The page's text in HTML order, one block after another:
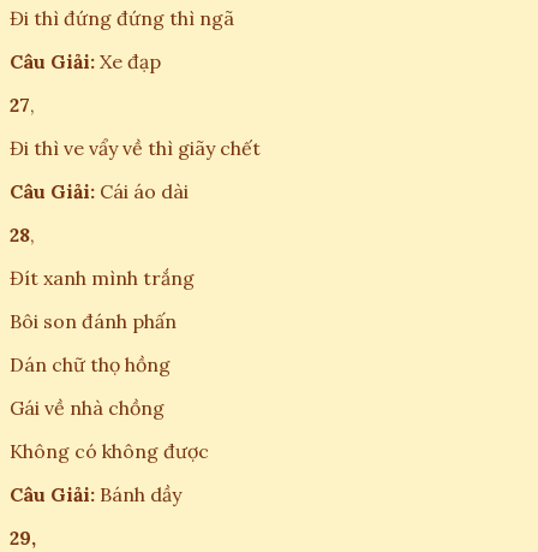
Đi thì đứng đứng thì ngã
Câu Giải: Xe đạp
27,
Đi thì ve vẩy về thì giãy chết
Câu Giải: Cái áo dài
28,
Đít xanh mình trắng
Bôi son đánh phấn
Dán chữ thọ hồng
Gái về nhà chồng
Không có không được
Câu Giải: Bánh dầy
29,